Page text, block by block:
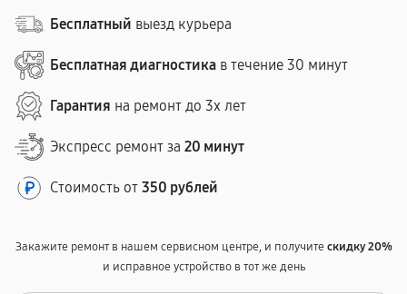
Бесплатный выезд курьера
Бесплатная диагностика в течение 30 минут
Гарантия на ремонт до 3х лет
Экспресс ремонт за 20 минут
Стоимость от 350 рублей
Закажите ремонт в нашем сервисном центре, и получитескидку 20%
и исправное устройство в тот же день